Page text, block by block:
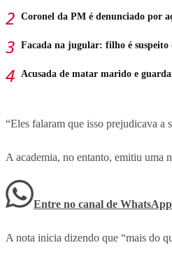
Coronel da PM é denunciado por
Facada na jugular: filho é suspeito
Acusada de matar marido e
“Eles falaram que isso prejudicava a
A academia, no entanto, emitiu uma
Entre no canal de WhatsApp
A nota inicia dizendo que “mais do